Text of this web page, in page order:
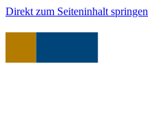
Direkt zum Seiteninhalt springen